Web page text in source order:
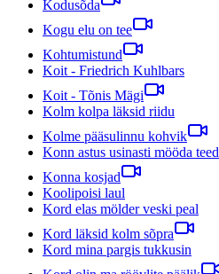
Kodusõda
Kogu elu on tee
Kohtumistund
Koit - Friedrich Kuhlbars
Koit - Tõnis Mägi
Kolm kolpa läksid riidu
Kolme pääsulinnu kohvik
Konn astus usinasti mööda teed
Konna kosjad
Koolipoisi laul
Kord elas mölder veski peal
Kord läksid kolm sõpra
Kord mina pargis tukkusin